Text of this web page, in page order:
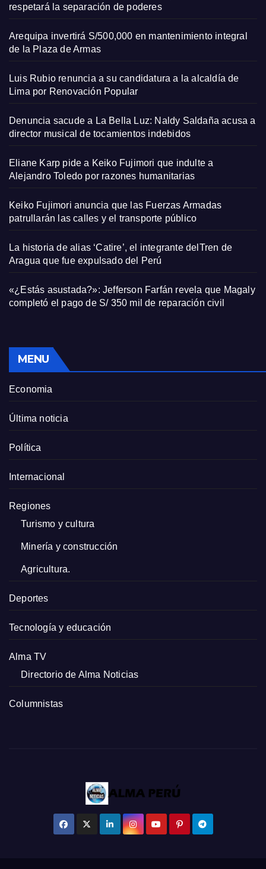
respetará la separación de poderes
Arequipa invertirá S/500,000 en mantenimiento integral
de la Plaza de Armas
Luis Rubio renuncia a su candidatura a la alcaldía de
Lima por Renovación Popular
Denuncia sacude a La Bella Luz: Naldy Saldaña acusa a
director musical de tocamientos indebidos
Eliane Karp pide a Keiko Fujimori que indulte a
Alejandro Toledo por razones humanitarias
Keiko Fujimori anuncia que las Fuerzas Armadas
patrullarán las calles y el transporte público
La historia de alias ‘Catire’, el integrante delTren de
Aragua que fue expulsado del Perú
«¿Estás asustada?»: Jefferson Farfán revela que Magaly
completó el pago de S/ 350 mil de reparación civil
MENU
Economia
Última noticia
Política
Internacional
Regiones
Turismo y cultura
Minería y construcción
Agricultura.
Deportes
Tecnología y educación
Alma TV
Directorio de Alma Noticias
Columnistas